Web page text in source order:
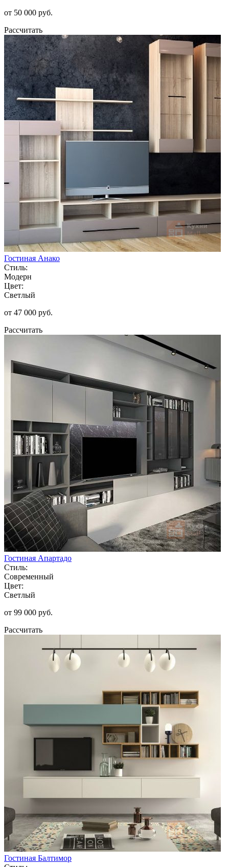
от 50 000 руб.
Рассчитать
Гостиная Анако
Стиль:
Модерн
Цвет:
Светлый
от 47 000 руб.
Рассчитать
Гостиная Апартадо
Стиль:
Современный
Цвет:
Светлый
от 99 000 руб.
Рассчитать
Гостиная Балтимор